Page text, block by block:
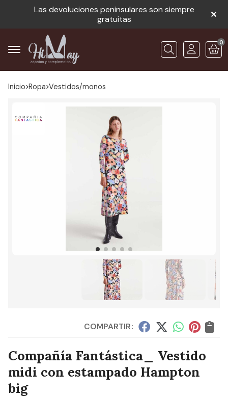
Las devoluciones peninsulares son siempre
gratuitas
Buscar
0
Inicio ropa vestidos/monos
COMPARTIR:
Compañía Fantástica_ Vestido
midi con estampado Hampton
big